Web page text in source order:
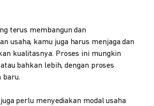
terus membangun dan
usaha, kamu juga harus menjaga dan
kualitasnya. Proses ini mungkin
bahkan lebih, dengan proses
baru.
perlu menyediakan modal usaha